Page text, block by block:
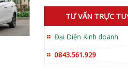
TƯ VẤN TRỰC
Đại Diện Kinh doanh
0843.561.929